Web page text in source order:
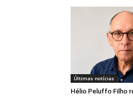
Últimas notícias
Hélio Peluffo Filho